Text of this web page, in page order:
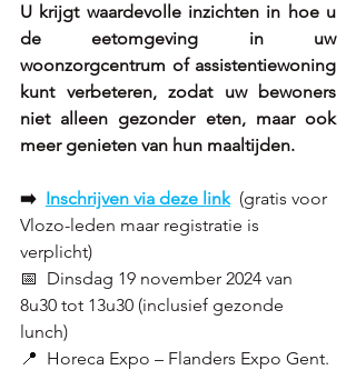
U krijgt waardevolle inzichten in hoe u
de eetomgeving in uw
woonzorgcentrum of assistentiewoning
kunt verbeteren, zodat uw bewoners
niet alleen gezonder eten, maar ook
meer genieten van hun maaltijden.
➡️ Inschrijven via deze link (gratis voor
Vlozo-leden maar registratie is
verplicht)
📅 Dinsdag 19 november 2024 van
8u30 tot 13u30 (inclusief gezonde
lunch)
📍  Horeca Expo – Flanders Expo Gent.